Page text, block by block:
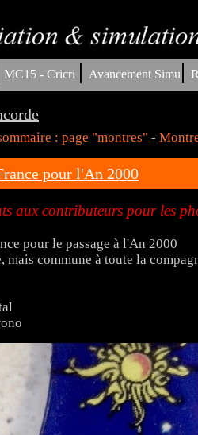
MC15 - Cricri | Avancement Simu|
: page "montres" -
pour l'An 2000
aux contributeurs pour les
pour le passage à l'An 2000
mais commune à toute la